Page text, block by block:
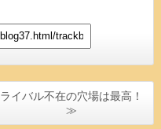
ライバル不在の穴場は最高！
≫